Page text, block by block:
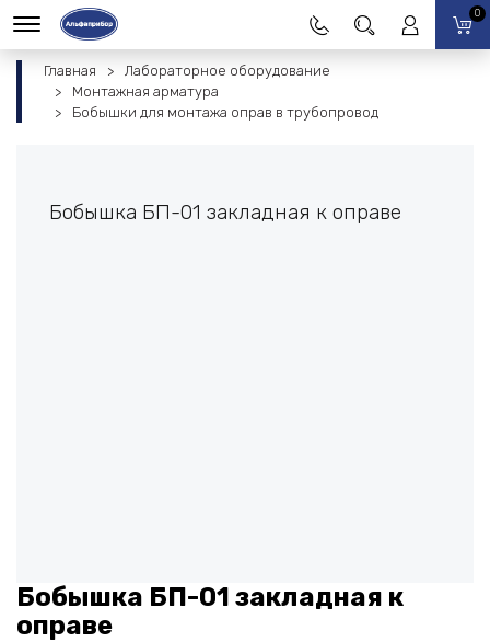
0
Главная
Лабораторное оборудование
Монтажная арматура
Бобышки для монтажа оправ в трубопровод
Бобышка БП-01 закладная к оправе
Бобышка БП-01 закладная к
оправе